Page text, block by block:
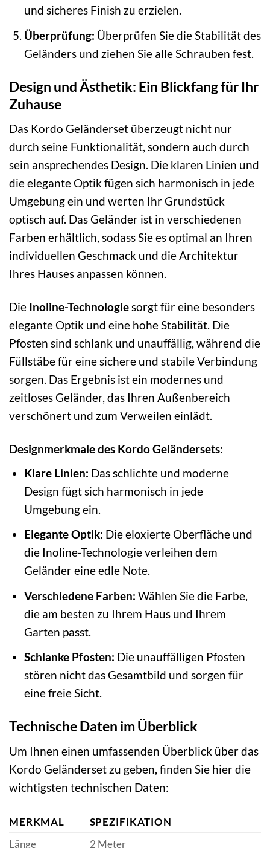
und sicheres Finish zu erzielen.
Überprüfung: Überprüfen Sie die Stabilität des
Geländers und ziehen Sie alle Schrauben fest.
Design und Ästhetik: Ein Blickfang für Ihr
Zuhause
Das Kordo Geländerset überzeugt nicht nur
durch seine Funktionalität, sondern auch durch
sein ansprechendes Design. Die klaren Linien und
die elegante Optik fügen sich harmonisch in jede
Umgebung ein und werten Ihr Grundstück
optisch auf. Das Geländer ist in verschiedenen
Farben erhältlich, sodass Sie es optimal an Ihren
individuellen Geschmack und die Architektur
Ihres Hauses anpassen können.
Die Inoline-Technologiesorgt für eine besonders
elegante Optik und eine hohe Stabilität. Die
Pfosten sind schlank und unauffällig, während die
Füllstäbe für eine sichere und stabile Verbindung
sorgen. Das Ergebnis ist ein modernes und
zeitloses Geländer, das Ihren Außenbereich
verschönert und zum Verweilen einlädt.
Designmerkmale des Kordo Geländersets:
Klare Linien: Das schlichte und moderne
Design fügt sich harmonisch in jede
Umgebung ein.
Elegante Optik: Die eloxierte Oberfläche und
die Inoline-Technologie verleihen dem
Geländer eine edle Note.
Verschiedene Farben: Wählen Sie die Farbe,
die am besten zu Ihrem Haus und Ihrem
Garten passt.
Schlanke Pfosten: Die unauffälligen Pfosten
stören nicht das Gesamtbild und sorgen für
eine freie Sicht.
Technische Daten im Überblick
Um Ihnen einen umfassenden Überblick über das
Kordo Geländerset zu geben, finden Sie hier die
wichtigsten technischen Daten:
MERKMAL
SPEZIFIKATION
Länge
2 Meter